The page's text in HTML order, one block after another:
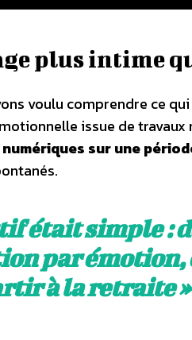
plus intime
voulu comprendre ce
issue de travaux
sur une
était simple :
par
à la retraite